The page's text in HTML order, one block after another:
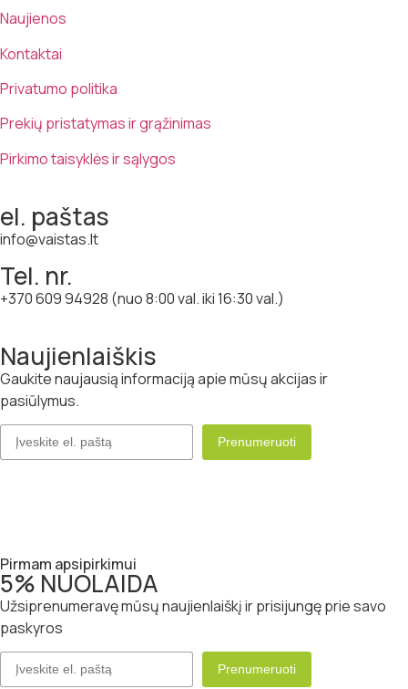
Naujienos
Kontaktai
Privatumo politika
Prekių pristatymas ir grąžinimas
Pirkimo taisyklės ir sąlygos
el. paštas
info@vaistas.lt
Tel. nr.
+370 609 94928 (nuo 8:00 val. iki 16:30 val.)
Naujienlaiškis
Gaukite naujausią informaciją apie mūsų akcijas ir
pasiūlymus.
Pirmam apsipirkimui
5% NUOLAIDA
Užsiprenumeravę mūsų naujienlaiškį ir prisijungę prie savo
paskyros